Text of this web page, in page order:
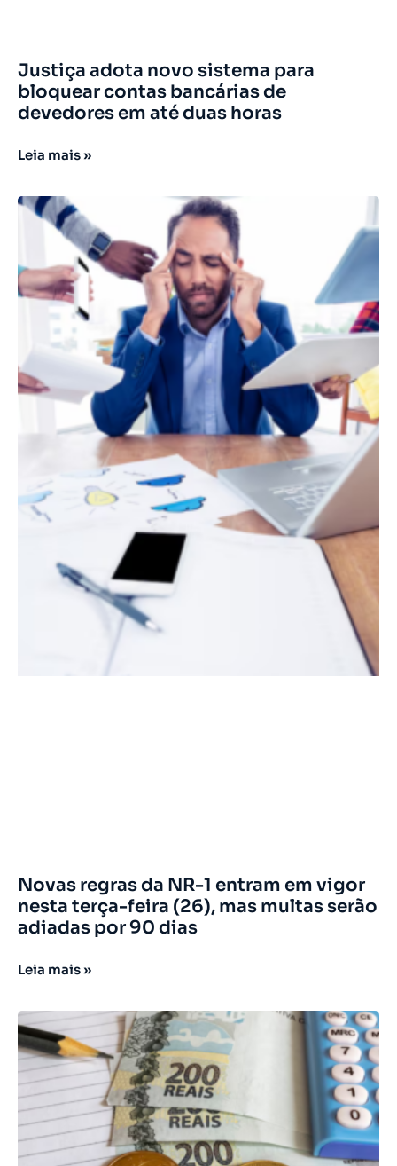
Justiça adota novo sistema para
bloquear contas bancárias de
devedores em até duas horas
Leia mais »
Novas regras da NR-1 entram em vigor
nesta terça-feira (26), mas multas serão
adiadas por 90 dias
Leia mais »